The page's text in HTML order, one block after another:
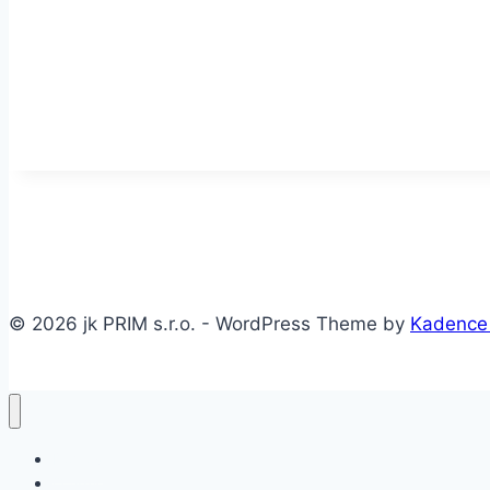
© 2026 jk PRIM s.r.o. - WordPress Theme by